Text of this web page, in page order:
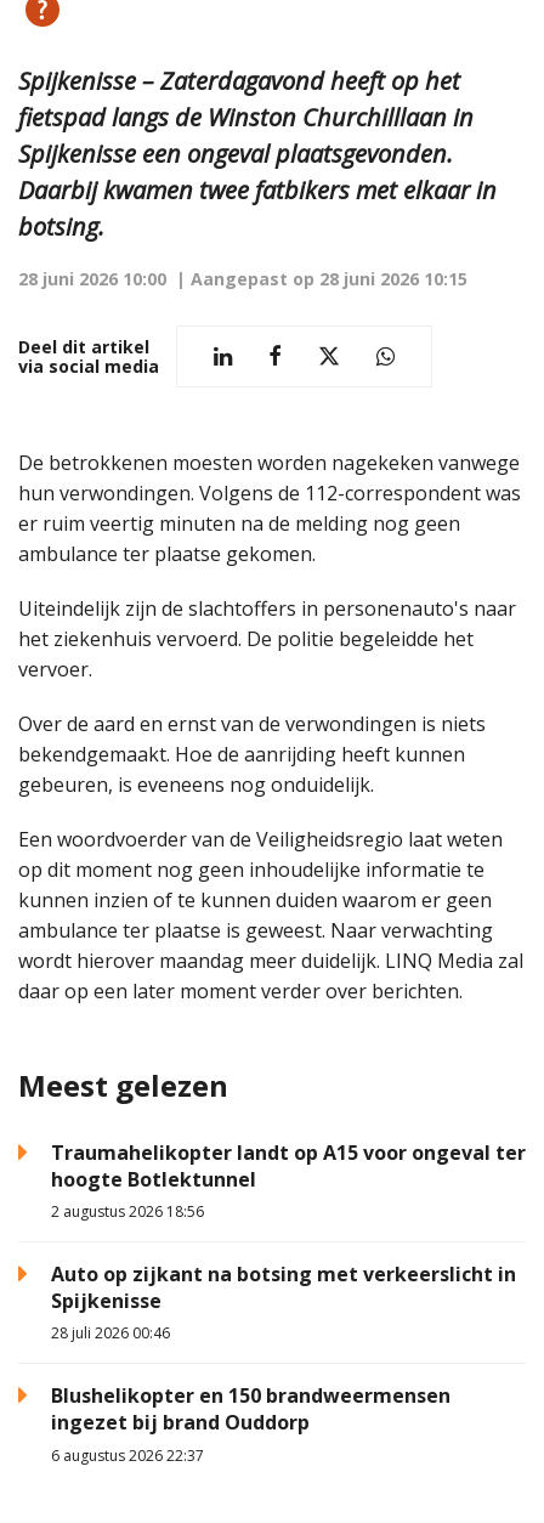
Spijkenisse – Zaterdagavond heeft op het
fietspad langs de Winston Churchilllaan in
Spijkenisse een ongeval plaatsgevonden.
Daarbij kwamen twee fatbikers met elkaar in
botsing.
28 juni 2026 10:00 | Aangepast op 28 juni 2026 10:15
Deel dit artikel
via social media
De betrokkenen moesten worden nagekeken vanwege
hun verwondingen. Volgens de 112-correspondent was
er ruim veertig minuten na de melding nog geen
ambulance ter plaatse gekomen.
Uiteindelijk zijn de slachtoffers in personenauto's naar
het ziekenhuis vervoerd. De politie begeleidde het
vervoer.
Over de aard en ernst van de verwondingen is niets
bekendgemaakt. Hoe de aanrijding heeft kunnen
gebeuren, is eveneens nog onduidelijk.
Een woordvoerder van de Veiligheidsregio laat weten
op dit moment nog geen inhoudelijke informatie te
kunnen inzien of te kunnen duiden waarom er geen
ambulance ter plaatse is geweest. Naar verwachting
wordt hierover maandag meer duidelijk. LINQ Media zal
daar op een later moment verder over berichten.
Meest gelezen
Traumahelikopter landt op A15 voor ongeval ter
hoogte Botlektunnel
2 augustus 2026 18:56
Auto op zijkant na botsing met verkeerslicht in
Spijkenisse
28 juli 2026 00:46
Blushelikopter en 150 brandweermensen
ingezet bij brand Ouddorp
6 augustus 2026 22:37